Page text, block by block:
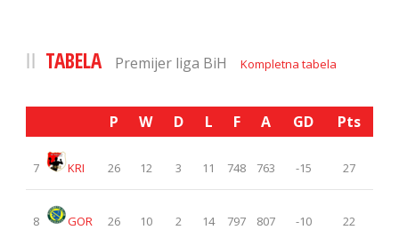
TABELA Premijer liga BiH Kompletna tabela
P W D L F A GD Pts
7 KRI 26 12 3 11 748 763 -15 27
8 GOR 26 10 2 14 797 807 -10 22